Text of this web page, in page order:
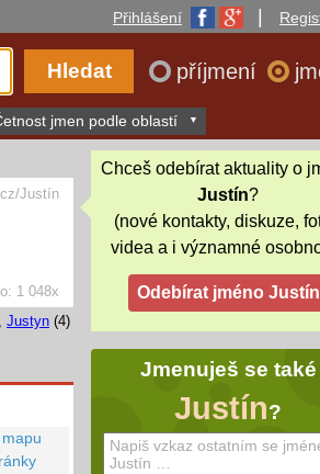
Přihlášení
příjmení
jmen podle oblastí
1 048x
Justín
Justyn (4)
Chceš odebírat aktuality o
Justín?
(nové kontakty, diskuze,
videa a i významné
Jmenuješ se také
Justín?